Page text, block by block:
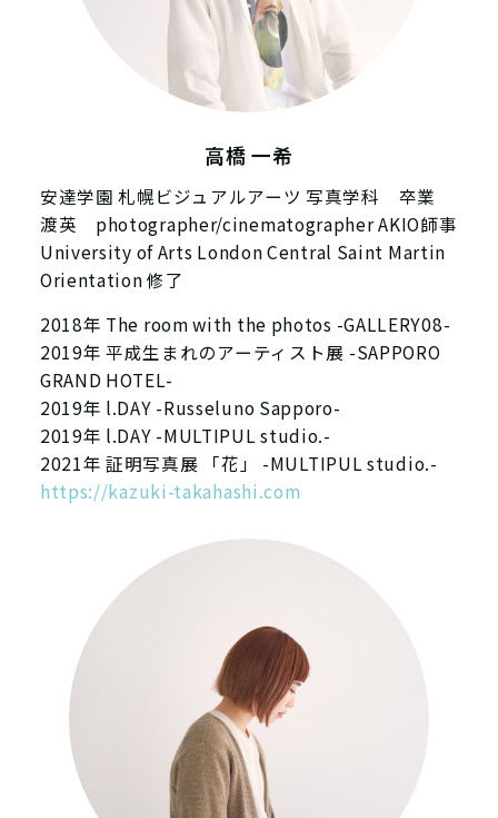
高橋 一希
安達学園 札幌ビジュアルアーツ 写真学科 卒業
渡英 photographer/cinematographer AKIO師事
University of Arts London Central Saint Martin
Orientation 修了
2018年 The room with the photos -GALLERY08-
2019年 平成生まれのアーティスト展 -SAPPORO
GRAND HOTEL-
2019年 l.DAY -Russeluno Sapporo-
2019年 l.DAY -MULTIPUL studio.-
2021年 証明写真展 「花」 -MULTIPUL studio.-
https://kazuki-takahashi.com